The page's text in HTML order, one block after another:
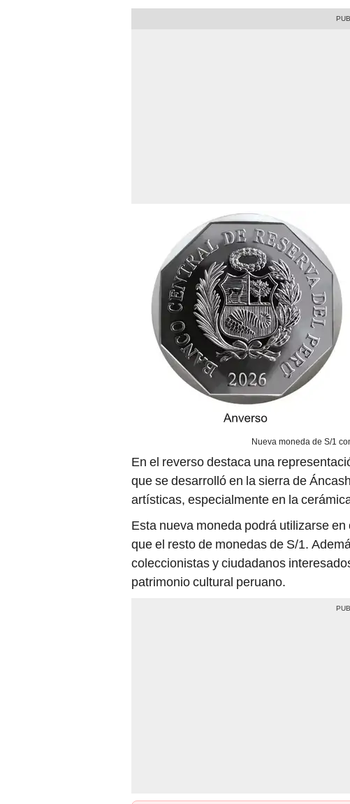
Nueva moneda de S/1
En el reverso destaca una
que se desarrolló en la sierra de
artísticas, especialmente en la
Esta nueva moneda podrá utilizarse
que el resto de monedas de S/1.
coleccionistas y ciudadanos
patrimonio cultural peruano.